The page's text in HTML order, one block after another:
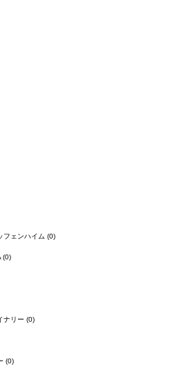
フェンハイム (0)
(0)
ナリー (0)
(0)